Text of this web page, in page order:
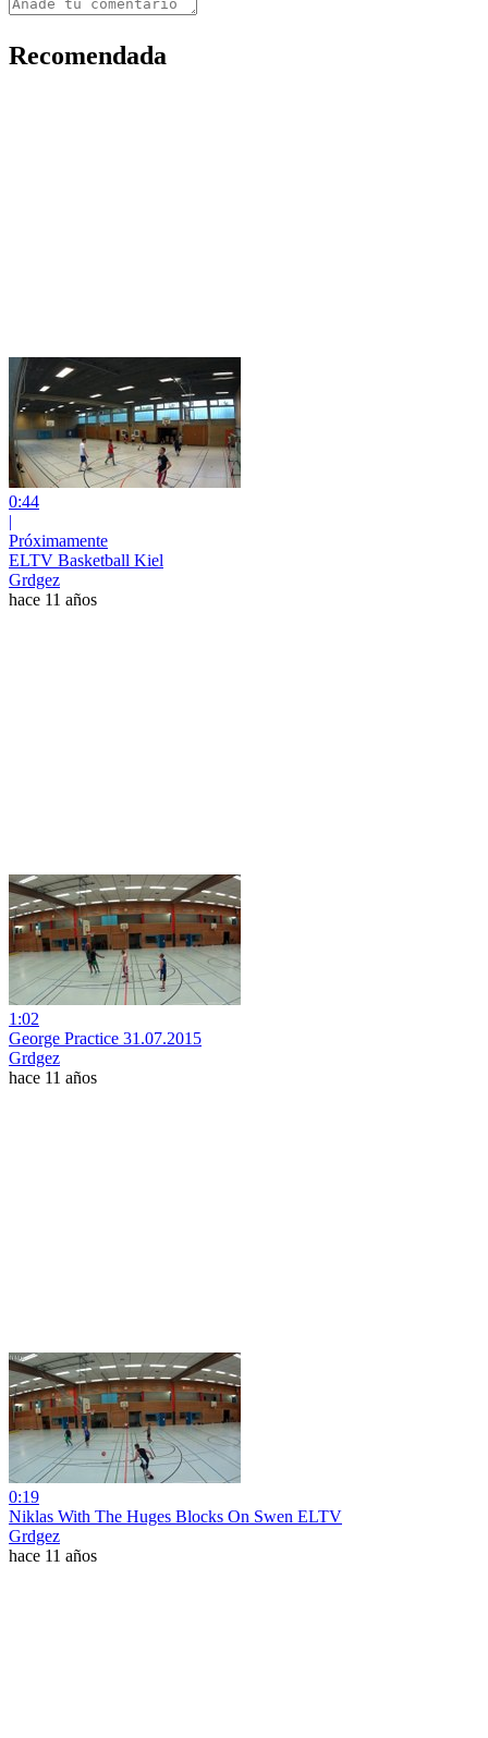
Recomendada
0:44
|
Próximamente
ELTV Basketball Kiel
Grdgez
hace 11 años
1:02
George Practice 31.07.2015
Grdgez
hace 11 años
0:19
Niklas With The Huges Blocks On Swen ELTV
Grdgez
hace 11 años